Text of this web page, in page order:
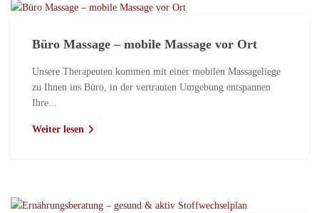
Büro Massage – mobile Massage vor Ort
Unsere Therapeuten kommen mit einer mobilen Massageliege
zu Ihnen ins Büro, in der vertrauten Umgebung entspannen
Ihre...
Weiter lesen